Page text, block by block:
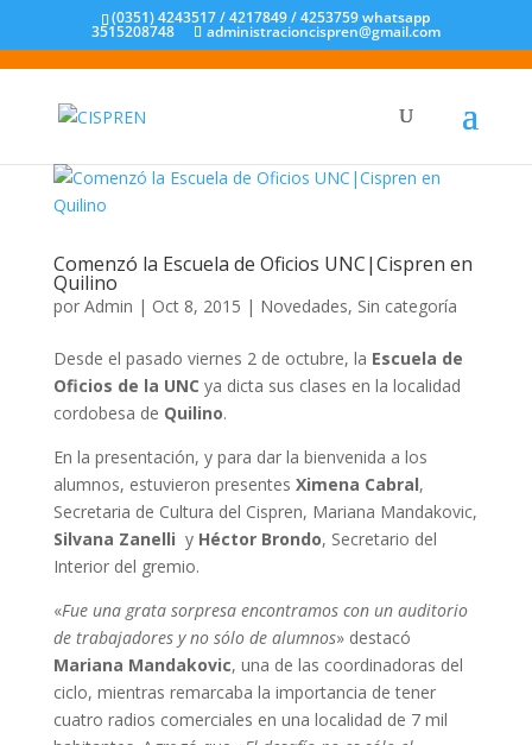
(0351) 4243517 / 4217849 / 4253759 whatsapp
3515208748 administracioncispren@gmail.com
Comenzó la Escuela de Oficios UNC|Cispren en
Quilino
por Admin | Oct 8, 2015 | Novedades, Sin categoría
Desde el pasado viernes 2 de octubre, la Escuela de
Oficios de la UNC ya dicta sus clases en la localidad
cordobesa de Quilino.
En la presentación, y para dar la bienvenida a los
alumnos, estuvieron presentes Ximena Cabral,
Secretaria de Cultura del Cispren, Mariana Mandakovic,
Silvana Zanelli y Héctor Brondo, Secretario del
Interior del gremio.
«Fue una grata sorpresa encontramos con un auditorio
de trabajadores y no sólo de alumnos» destacó
Mariana Mandakovic, una de las coordinadoras del
ciclo, mientras remarcaba la importancia de tener
cuatro radios comerciales en una localidad de 7 mil